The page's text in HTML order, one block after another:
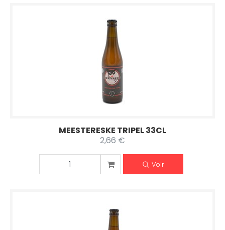
MEESTERESKE TRIPEL 33CL
2,66 €
Voir